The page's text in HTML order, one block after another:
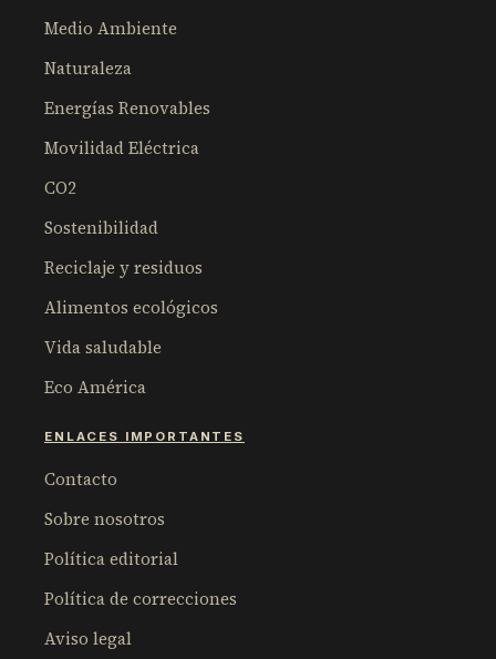
Medio Ambiente
Naturaleza
Energías Renovables
Movilidad Eléctrica
CO2
Sostenibilidad
Reciclaje y residuos
Alimentos ecológicos
Vida saludable
Eco América
ENLACES IMPORTANTES
Contacto
Sobre nosotros
Política editorial
Política de correcciones
Aviso legal